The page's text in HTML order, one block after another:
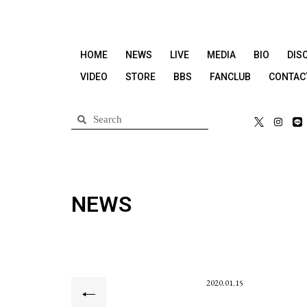
HOME NEWS LIVE MEDIA BIO
VIDEO
STORE BBS FANCLUB
NEWS
2020.01.15